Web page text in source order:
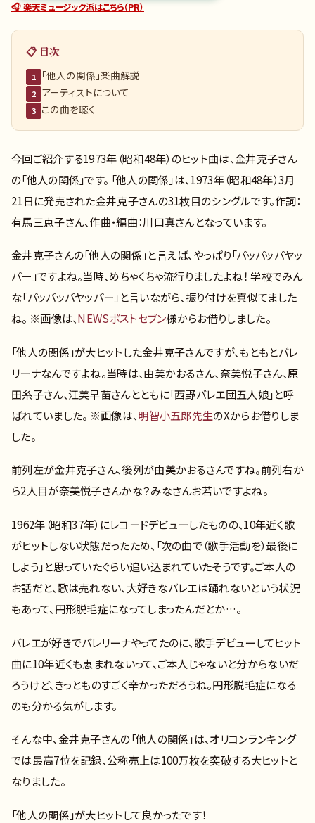
🎧 楽天ミュージック派はこちら（PR）
📋 目次
1 「他人の関係」楽曲解説
2 アーティストについて
3 この曲を聴く
今回ご紹介する1973年（昭和48年）のヒット曲は、金井克子さん
の「他人の関係」です。 「他人の関係」は、1973年（昭和48年）3月
21日に発売された金井克子さんの31枚目のシングルです。作詞：
有馬三恵子さん、作曲・編曲：川口真さんとなっています。
金井克子さんの「他人の関係」と言えば、やっぱり「パッパッパヤッ
パー」ですよね。当時、めちゃくちゃ流行りましたよね！ 学校でみん
な「パッパッパヤッパー」と言いながら、振り付けを真似てました
ね。 ※画像は、NEWSポストセブン様からお借りしました。
「他人の関係」が大ヒットした金井克子さんですが、もともとバレ
リーナなんですよね。当時は、由美かおるさん、奈美悦子さん、原
田糸子さん、江美早苗さんとともに「西野バレエ団五人娘」と呼
ばれていました。 ※画像は、明智小五郎先生のXからお借りしま
した。
前列左が金井克子さん、後列が由美かおるさんですね。前列右か
ら2人目が奈美悦子さんかな？みなさんお若いですよね。
1962年（昭和37年）にレコードデビューしたものの、10年近く歌
がヒットしない状態だったため、「次の曲で（歌手活動を）最後に
しよう」と思っていたぐらい追い込まれていたそうです。ご本人の
お話だと、歌は売れない、大好きなバレエは踊れないという状況
もあって、円形脱毛症になってしまったんだとか…。
バレエが好きでバレリーナやってたのに、歌手デビューしてヒット
曲に10年近くも恵まれないって、ご本人じゃないと分からないだ
ろうけど、きっとものすごく辛かっただろうね。円形脱毛症になる
のも分かる気がします。
そんな中、金井克子さんの「他人の関係」は、オリコンランキング
では最高7位を記録、公称売上は100万枚を突破する大ヒットと
なりました。
「他人の関係」が大ヒットして良かったです！